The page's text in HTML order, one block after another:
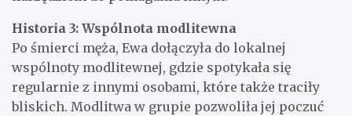
Historia 3: Wspólnota modlitewna
Po śmierci męża, Ewa dołączyła do lokalnej
wspólnoty modlitewnej, gdzie spotykała się
regularnie z innymi osobami, które także traciły
bliskich. Modlitwa w grupie pozwoliła jej poczuć